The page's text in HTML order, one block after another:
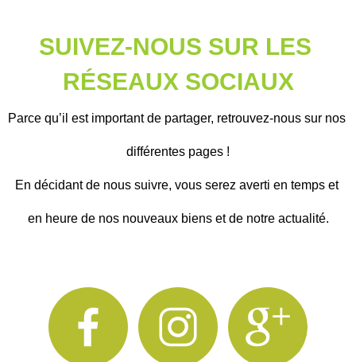
RÉSEAUX SOCIAUX
Parce qu’il est important de partager, retrouvez-nous sur nos
différentes pages !
En décidant de nous suivre, vous serez averti en temps et
en heure de nos nouveaux biens et de notre actualité.